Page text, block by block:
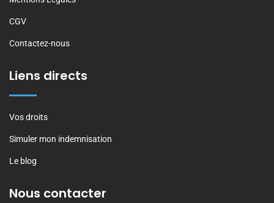
CGV
Contactez-nous
Liens directs
Vos droits
Simuler mon indemnisation
Le blog
Nous contacter